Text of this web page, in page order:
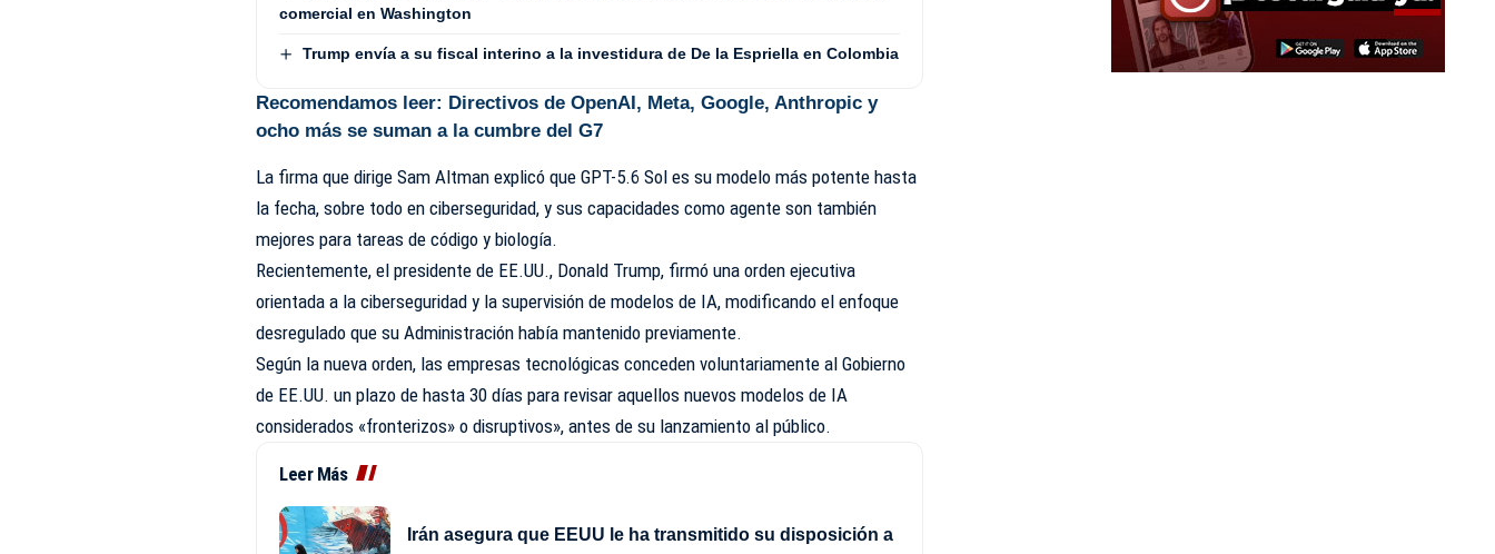
comercial en Washington
Trump envía a su fiscal interino a la investidura de De la Espriella en Colombia
Recomendamos leer: Directivos de OpenAI, Meta, Google, Anthropic y
ocho más se suman a la cumbre del G7
La firma que dirige Sam Altman explicó que GPT-5.6 Sol es su modelo más potente hasta
la fecha, sobre todo en ciberseguridad, y sus capacidades como agente son también
mejores para tareas de código y biología.
Recientemente, el presidente de EE.UU., Donald Trump, firmó una orden ejecutiva
orientada a la ciberseguridad y la supervisión de modelos de IA, modificando el enfoque
desregulado que su Administración había mantenido previamente.
Según la nueva orden, las empresas tecnológicas conceden voluntariamente al Gobierno
de EE.UU. un plazo de hasta 30 días para revisar aquellos nuevos modelos de IA
considerados «fronterizos» o disruptivos», antes de su lanzamiento al público.
Leer Más
Irán asegura que EEUU le ha transmitido su disposición a